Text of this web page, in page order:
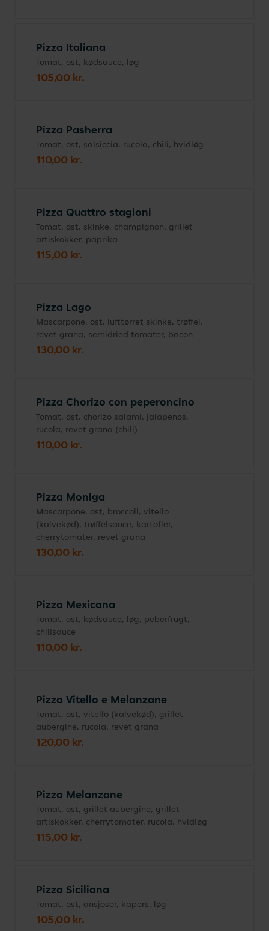
Pizza Italiana
Tomat, ost, kødsauce, løg
105,00 kr.
Pizza Pasherra
Tomat, ost, salsiccia, rucola, chili, hvidløg
110,00 kr.
Pizza Quattro stagioni
Tomat, ost, skinke, champignon, grillet
artiskokker, paprika
115,00 kr.
Pizza Lago
Mascarpone, ost, lufttørret skinke, trøffel,
revet grana, semidried tomater, bacon
130,00 kr.
Pizza Chorizo con peperoncino
Tomat, ost, chorizo salami, jalapenos,
rucola, revet grana (chili)
110,00 kr.
Pizza Moniga
Mascarpone, ost, broccoli, vitello
(kalvekød), trøffelsauce, kartofler,
cherrytomater, revet grana
130,00 kr.
Pizza Mexicana
Tomat, ost, kødsauce, løg, peberfrugt,
chilisauce
110,00 kr.
Pizza Vitello e Melanzane
Tomat, ost, vitello (kalvekød), grillet
aubergine, rucola, revet grana
120,00 kr.
Pizza Melanzane
Tomat, ost, grillet aubergine, grillet
artiskokker, cherrytomater, rucola, hvidløg
115,00 kr.
Pizza Siciliana
Tomat, ost, ansjoser, kapers, løg
105,00 kr.